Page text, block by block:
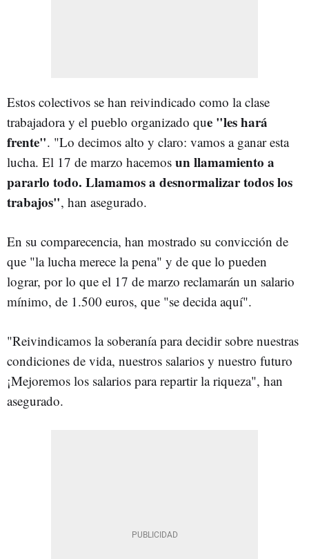
Estos colectivos se han reivindicado como la clase
trabajadora y el pueblo organizado que "les hará
frente". "Lo decimos alto y claro: vamos a ganar esta
lucha. El 17 de marzo hacemos un llamamiento a
pararlo todo. Llamamos a desnormalizar todos los
trabajos", han asegurado.
En su comparecencia, han mostrado su convicción de
que "la lucha merece la pena" y de que lo pueden
lograr, por lo que el 17 de marzo reclamarán un salario
mínimo, de 1.500 euros, que "se decida aquí".
"Reivindicamos la soberanía para decidir sobre nuestras
condiciones de vida, nuestros salarios y nuestro futuro
¡Mejoremos los salarios para repartir la riqueza", han
asegurado.